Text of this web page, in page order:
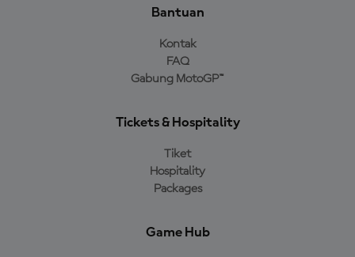
Bantuan
Kontak
FAQ
Gabung MotoGP™
Tickets & Hospitality
Tiket
Hospitality
Packages
Game Hub